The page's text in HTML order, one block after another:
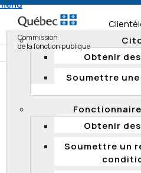
Commission
de la fonction publique
Obtenir
Soumettre
Obtenir
Soumettre un
Accueil Documentation
Enquêtes 2019
Suivi de l’enquête portant
normatif concernant la
titre de directrice de la
et de l’innovation à la CNESST